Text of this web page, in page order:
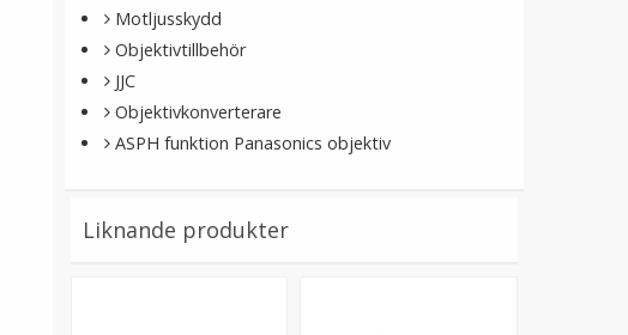
Motljusskydd
Objektivtillbehör
JJC
Objektivkonverterare
ASPH funktion Panasonics objektiv
Liknande produkter